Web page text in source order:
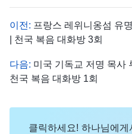
이전: 프랑스 레위니옹섬 유
| 천국 복음 대화방 3회
다음: 미국 기독교 저명 목사
천국 복음 대화방 1회
클릭하세요! 하나님에